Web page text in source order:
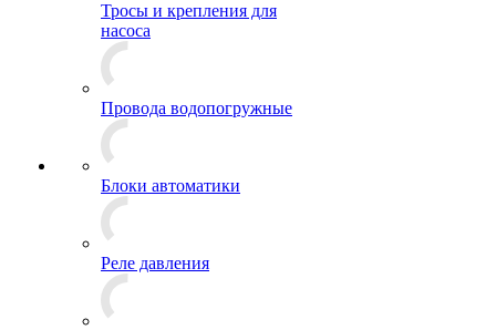
Тросы и крепления для
насоса
Провода водопогружные
Блоки автоматики
Реле давления